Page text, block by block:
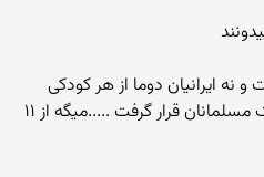
نه ایرانیان دوما از هر کودکی
بپرسی انگ تروریست از کی بر تارک مسلمانان قرار گرفت .....میگه از ۱۱